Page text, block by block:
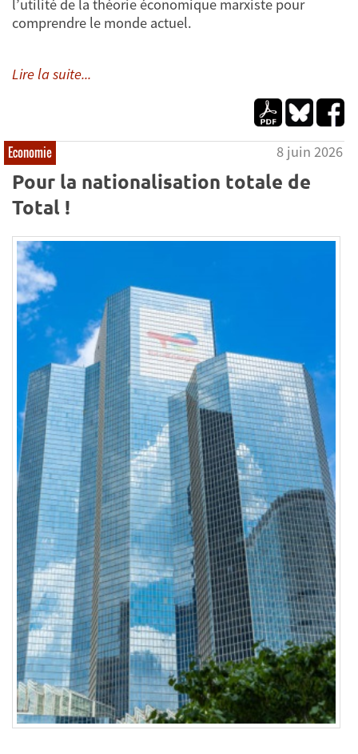
l’utilité de la théorie économique marxiste pour
comprendre le monde actuel.
Lire la suite...
Economie 8 juin 2026
Pour la nationalisation totale de
Total !